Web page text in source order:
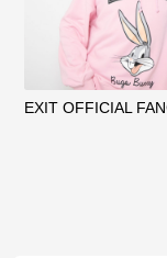
EXIT OFFICIAL